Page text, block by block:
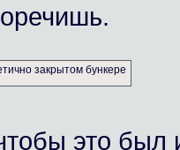
закрытом бункере
это был